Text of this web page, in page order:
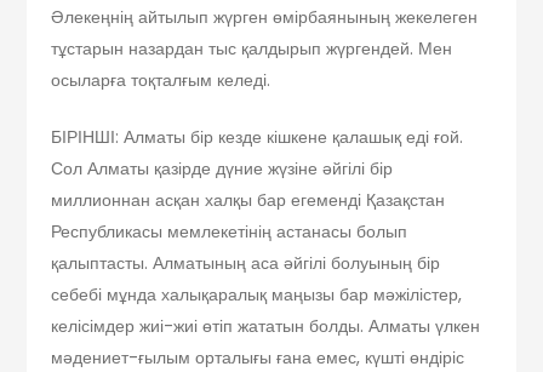
Әлекеңнің айтылып жүрген өмірбаянының жекелеген
тұстарын назардан тыс қалдырып жүргендей. Мен
осыларға тоқталғым келеді.
БІРІНШІ: Алматы бір кезде кішкене қалашық еді ғой.
Сол Алматы қазірде дүние жүзіне әйгілі бір
миллионнан асқан халқы бар егеменді Қазақстан
Республикасы мемлекетінің астанасы болып
қалыптасты. Алматының аса әйгілі болуының бір
себебі мұнда халықаралық маңызы бар мәжіліс­тер,
келісімдер жиі-жиі өтіп жататын болды. Алматы үлкен
мәдениет-ғылым орталығы ғана емес, күшті өндіріс